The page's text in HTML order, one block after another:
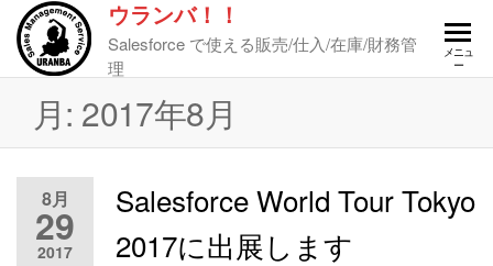
ウランバ！！
Salesforce で使える販売/仕入/在庫/財務管
理
メニュ
ー
月: 2017年8月
8月
29
2017
Salesforce World Tour Tokyo
2017に出展します